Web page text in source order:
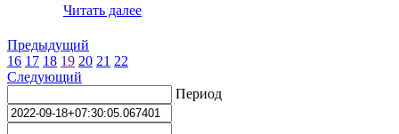
Читать далее
Предыдущий
16 17 18 19 20 21 22
Следующий
Период